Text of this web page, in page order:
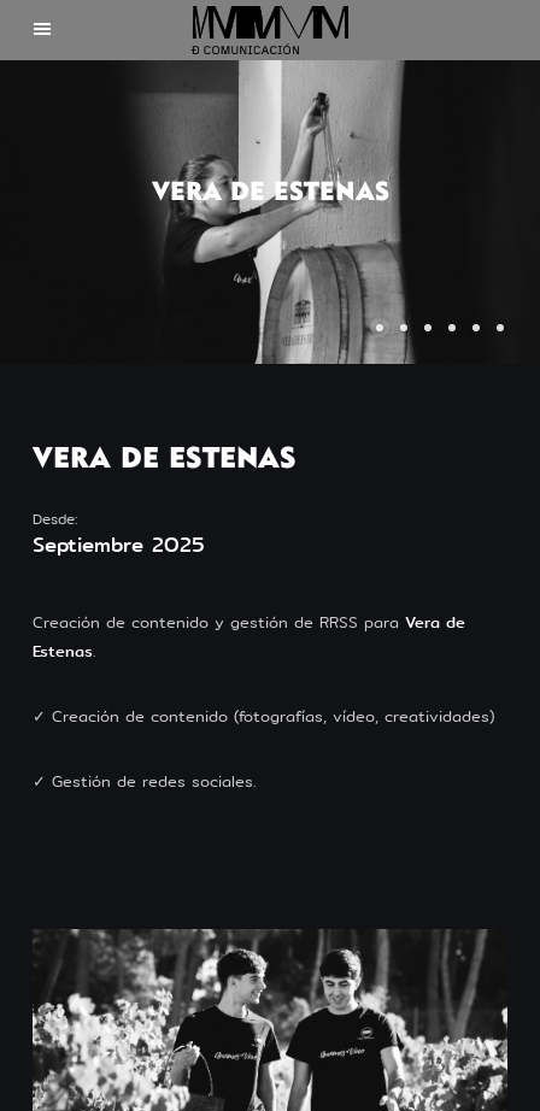
VERA DE ESTENAS
VERA DE ESTENAS
Desde:
Septiembre 2025
Creación de contenido y gestión de RRSS para Vera de
Estenas.
✓ Creación de contenido (fotografías, vídeo, creatividades)
✓ Gestión de redes sociales.
Nosotros